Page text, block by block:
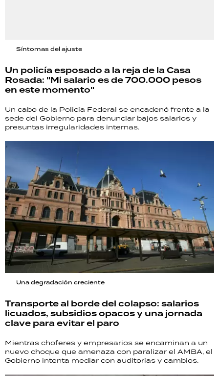
Síntomas del ajuste
Un policía esposado a la reja de la Casa
Rosada: "Mi salario es de 700.000 pesos
en este momento"
Un cabo de la Policía Federal se encadenó frente a la
sede del Gobierno para denunciar bajos salarios y
presuntas irregularidades internas.
Una degradación creciente
Transporte al borde del colapso: salarios
licuados, subsidios opacos y una jornada
clave para evitar el paro
Mientras choferes y empresarios se encaminan a un
nuevo choque que amenaza con paralizar el AMBA, el
Gobierno intenta mediar con auditorías y cambios.